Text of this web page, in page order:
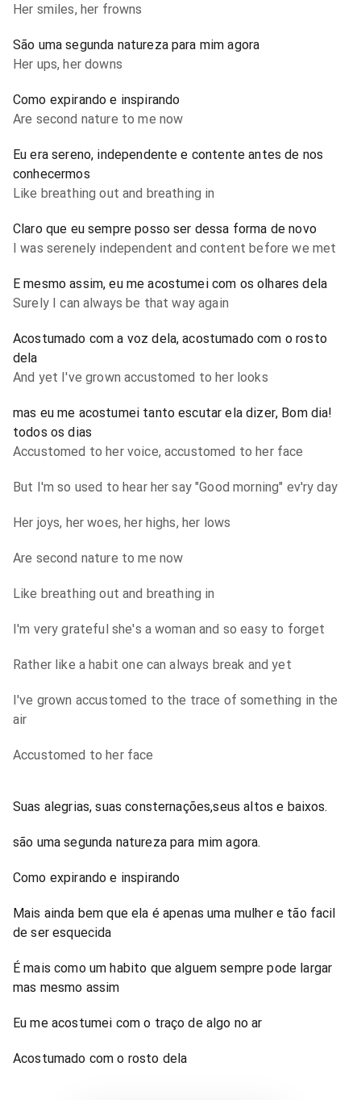
Her smiles, her frowns
São uma segunda natureza para mim agora
Her ups, her downs
Como expirando e inspirando
Are second nature to me now
Eu era sereno, independente e contente antes de nos
conhecermos
Like breathing out and breathing in
Claro que eu sempre posso ser dessa forma de novo
I was serenely independent and content before we met
E mesmo assim, eu me acostumei com os olhares dela
Surely I can always be that way again
Acostumado com a voz dela, acostumado com o rosto
dela
And yet I've grown accustomed to her looks
mas eu me acostumei tanto escutar ela dizer, Bom dia!
todos os dias
Accustomed to her voice, accustomed to her face
But I'm so used to hear her say "Good morning" ev'ry day
Her joys, her woes, her highs, her lows
Are second nature to me now
Like breathing out and breathing in
I'm very grateful she's a woman and so easy to forget
Rather like a habit one can always break and yet
I've grown accustomed to the trace of something in the
air
Accustomed to her face
Suas alegrias, suas consternações,seus altos e baixos.
são uma segunda natureza para mim agora.
Como expirando e inspirando
Mais ainda bem que ela é apenas uma mulher e tão facil
de ser esquecida
É mais como um habito que alguem sempre pode largar
mas mesmo assim
Eu me acostumei com o traço de algo no ar
Acostumado com o rosto dela